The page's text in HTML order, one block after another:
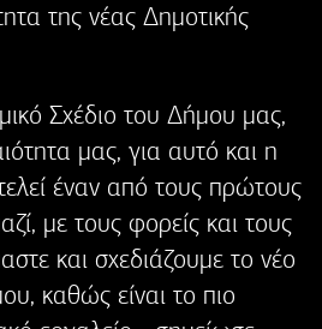
της νέας Δημοτικής
Σχέδιο του Δήμου μας,
μας, για αυτό και η
έναν από τους πρώτους
με τους φορείς και τους
και σχεδιάζουμε το νέο
καθώς είναι το πιο